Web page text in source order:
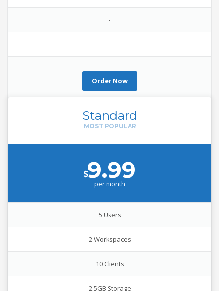
-
-
Order Now
Standard
$9.99
permonth
5 Users
2 Workspaces
10 Clients
2.5GB Storage